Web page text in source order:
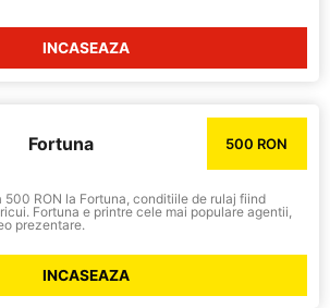
INCASEAZA
Fortuna 500 RON
500 RON la Fortuna, conditiile de rulaj fiind
Fortuna e printre cele mai populare agentii,
prezentare.
INCASEAZA